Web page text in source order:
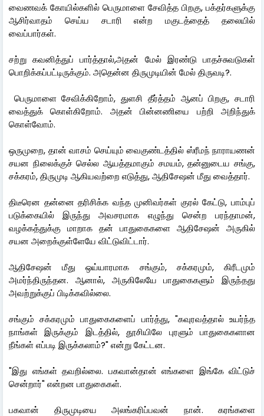
வைணவக் கோயில்களில் பெருமாளை சேவித்த பிறகு, பக்தர்களுக்கு
ஆசிர்வாதம் செய்ய சடாரி என்ற மகுடத்தைத் தலையில்
வைப்பார்கள்.
சற்று கவனித்துப் பார்த்தால்,அதன் மேல் இரண்டு பாதச்சுவடுகள்
பொறிக்கப்பட்டிருக்கும். அதென்ன திருமுடியின் மேல் திருவடி?.
பெருமாளை சேவிக்கிறோம், துளசி தீர்த்தம் ஆனப் பிறகு, சடாரி
வைத்துக் கொள்கிறோம். அதன் பின்னணியை பற்றி அறிந்துக்
கொள்வோம்.
ஒருமுறை, தான் வாசம் செய்யும் வைகுண்டத்தில் ஸ்ரீமந் நாராயணன்
சயன நிலைக்குச் செல்ல ஆயத்தமாகும் சமயம், தன்னுடைய சங்கு,
சக்கரம், திருமுடி ஆகியவற்றை எடுத்து, ஆதிசேஷன் மீது வைத்தார்.
திடீரென தன்னை தரிசிக்க வந்த முனிவர்கள் குரல் கேட்டு, பாம்புப்
படுக்கையில் இருந்து அவசரமாக எழுந்து சென்ற பரந்தாமன்,
வழக்கத்துக்கு மாறாக தன் பாதுகைகளை ஆதிசேஷன் அருகில்
சயன அறைக்குள்ளேயே விட்டுவிட்டார்.
ஆதிசேஷன் மீது ஒய்யாரமாக சங்கும், சக்கரமும், கிரீடமும்
அமர்ந்திருந்தன. ஆனால், அருகிலேயே பாதுகைகளும் இருந்தது
அவற்றுக்குப் பிடிக்கவில்லை.
சங்கும் சக்கரமும் பாதுகைகளைப் பார்த்து, "கவுரவத்தால் உயர்ந்த
நாங்கள் இருக்கும் இடத்தில், தூசியிலே புரளும் பாதுகைகளான
நீங்கள் எப்படி இருக்கலாம்?" என்று கேட்டன.
"இது எங்கள் தவறில்லை. பகவான்தான் எங்களை இங்கே விட்டுச்
சென்றார்" என்றன பாதுகைகள்.
பகவான் திருமுடியை அலங்கரிப்பவன் நான். கரங்களை